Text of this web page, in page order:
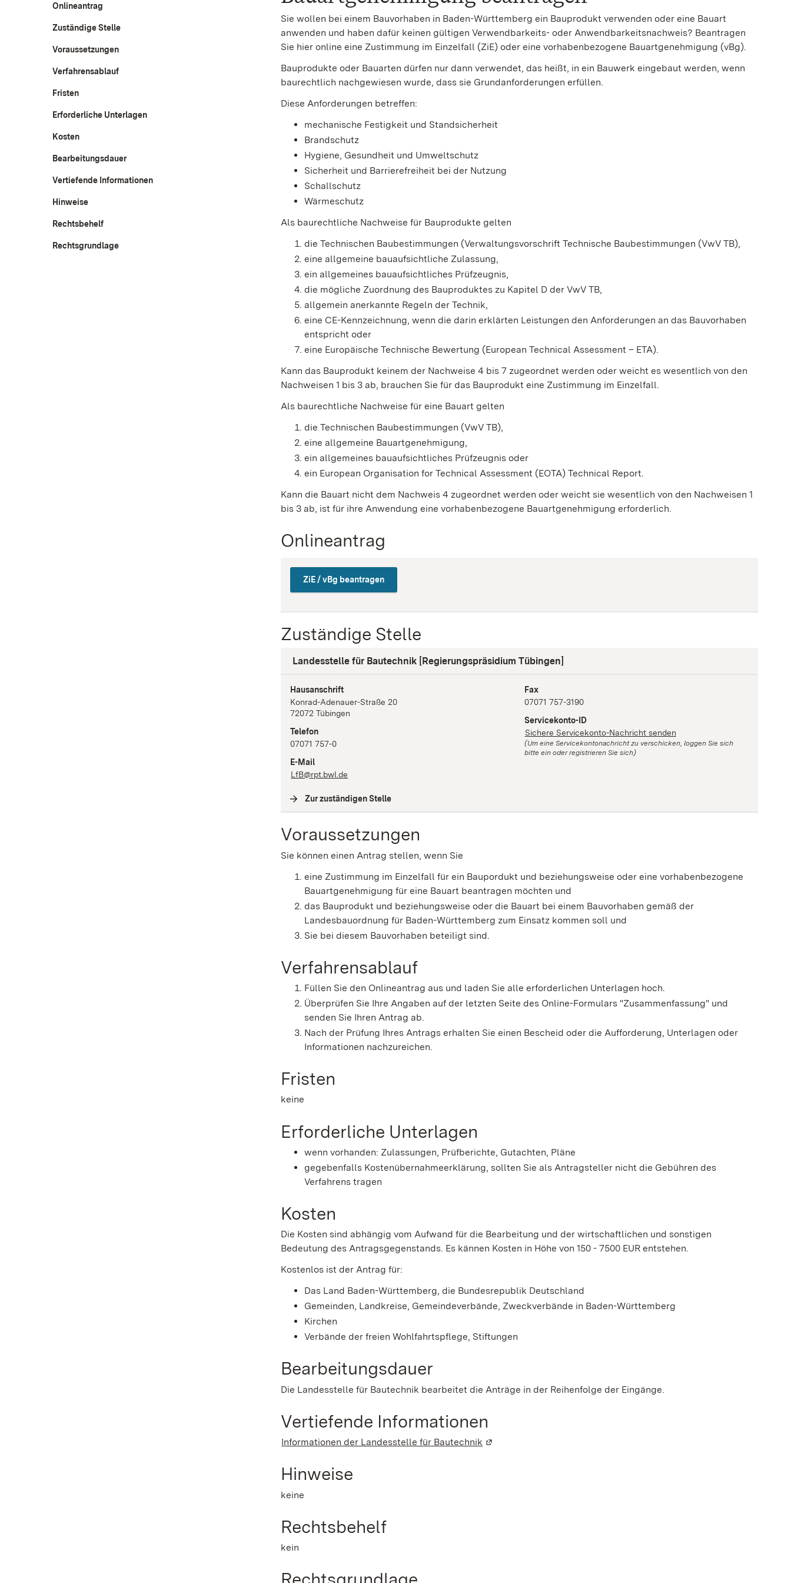
Onlineantrag
Zuständige Stelle
Voraussetzungen
Verfahrensablauf
Fristen
Erforderliche Unterlagen
Kosten
Bearbeitungsdauer
Vertiefende Informationen
Hinweise
Rechtsbehelf
Rechtsgrundlage
Sie wollen bei einem Bauvorhaben in Baden-Württemberg ein Bauprodukt verwenden oder eine Bauart
anwenden und haben dafür keinen gültigen Verwendbarkeits- oder Anwendbarkeitsnachweis? Beantragen
Sie hier online eine Zustimmung im Einzelfall (ZiE) oder eine vorhabenbezogene Bauartgenehmigung (vBg).
Bauprodukte oder Bauarten dürfen nur dann verwendet, das heißt, in ein Bauwerk eingebaut werden, wenn
baurechtlich nachgewiesen wurde, dass sie Grundanforderungen erfüllen.
Diese Anforderungen betreffen:
mechanische Festigkeit und Standsicherheit
Brandschutz
Hygiene, Gesundheit und Umweltschutz
Sicherheit und Barrierefreiheit bei der Nutzung
Schallschutz
Wärmeschutz
Als baurechtliche Nachweise für Bauprodukte gelten
die Technischen Baubestimmungen (Verwaltungsvorschrift Technische Baubestimmungen (VwV TB),
eine allgemeine bauaufsichtliche Zulassung,
ein allgemeines bauaufsichtliches Prüfzeugnis,
die mögliche Zuordnung des Bauproduktes zu Kapitel D der VwV TB,
allgemein anerkannte Regeln der Technik,
eine CE-Kennzeichnung, wenn die darin erklärten Leistungen den Anforderungen an das Bauvorhaben
entspricht oder
eine Europäische Technische Bewertung (European Technical Assessment – ETA).
Kann das Bauprodukt keinem der Nachweise 4 bis 7 zugeordnet werden oder weicht es wesentlich von den
Nachweisen 1 bis 3 ab, brauchen Sie für das Bauprodukt eine Zustimmung im Einzelfall.
Als baurechtliche Nachweise für eine Bauart gelten
die Technischen Baubestimmungen (VwV TB),
eine allgemeine Bauartgenehmigung,
ein allgemeines bauaufsichtliches Prüfzeugnis oder
ein European Organisation for Technical Assessment (EOTA) Technical Report.
Kann die Bauart nicht dem Nachweis 4 zugeordnet werden oder weicht sie wesentlich von den Nachweisen 1
bis 3 ab, ist für ihre Anwendung eine vorhabenbezogene Bauartgenehmigung erforderlich.
Onlineantrag
ZiE / vBg beantragen
Zuständige Stelle
Landesstelle für Bautechnik [Regierungspräsidium Tübingen]
Hausanschrift
Konrad-Adenauer-Straße 20
72072 Tübingen
Telefon
07071 757-0
E-Mail
LfB@rpt.bwl.de
Fax
07071 757-3190
Servicekonto-ID
Sichere Servicekonto-Nachricht senden
(Um eine Servicekontonachricht zu verschicken, loggen Sie sich
bitte ein oder registrieren Sie sich)
Zur zuständigen Stelle
Voraussetzungen
Sie können einen Antrag stellen, wenn Sie
eine Zustimmung im Einzelfall für ein Baupordukt und beziehungsweise oder eine vorhabenbezogene
Bauartgenehmigung für eine Bauart beantragen möchten und
das Bauprodukt und beziehungsweise oder die Bauart bei einem Bauvorhaben gemäß der
Landesbauordnung für Baden-Württemberg zum Einsatz kommen soll und
Sie bei diesem Bauvorhaben beteiligt sind.
Verfahrensablauf
Füllen Sie den Onlineantrag aus und laden Sie alle erforderlichen Unterlagen hoch.
Überprüfen Sie Ihre Angaben auf der letzten Seite des Online-Formulars "Zusammenfassung" und
senden Sie Ihren Antrag ab.
Nach der Prüfung Ihres Antrags erhalten Sie einen Bescheid oder die Aufforderung, Unterlagen oder
Informationen nachzureichen.
Fristen
keine
Erforderliche Unterlagen
wenn vorhanden: Zulassungen, Prüfberichte, Gutachten, Pläne
gegebenfalls Kostenübernahmeerklärung, sollten Sie als Antragsteller nicht die Gebühren des
Verfahrens tragen
Kosten
Die Kosten sind abhängig vom Aufwand für die Bearbeitung und der wirtschaftlichen und sonstigen
Bedeutung des Antragsgegenstands. Es kännen Kosten in Höhe von150 - 7500 EUR entstehen.
Kostenlos ist der Antrag für:
Das Land Baden-Württemberg, die Bundesrepublik Deutschland
Gemeinden, Landkreise, Gemeindeverbände, Zweckverbände in Baden-Württemberg
Kirchen
Verbände der freien Wohlfahrtspflege, Stiftungen
Bearbeitungsdauer
Die Landesstelle für Bautechnik bearbeitet die Anträge in der Reihenfolge der Eingänge.
Vertiefende Informationen
Informationen der Landesstelle für Bautechnik (Wird in einem neuen Fenster geöffnet)
Hinweise
keine
Rechtsbehelf
kein